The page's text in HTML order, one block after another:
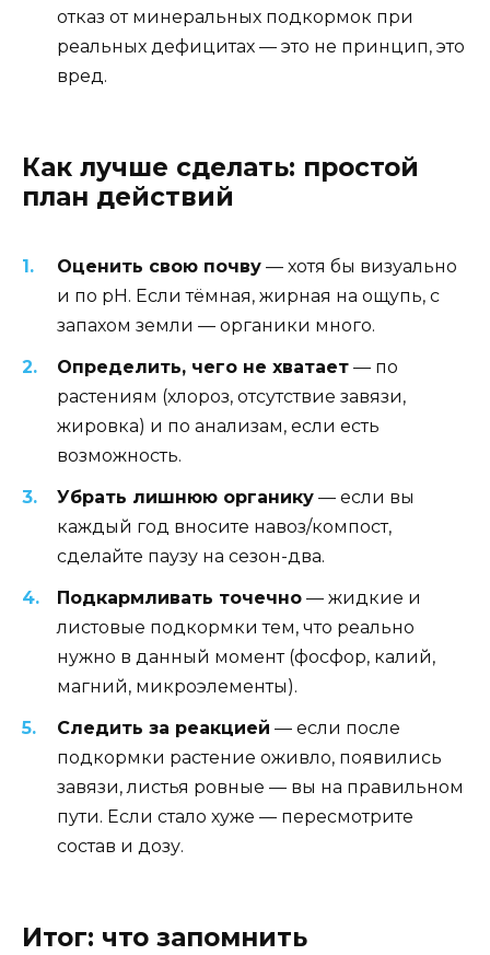
отказ от минеральных подкормок при
реальных дефицитах — это не принцип, это
вред.
Как лучше сделать: простой
план действий
Оценить свою почву — хотя бы визуально
и по pH. Если тёмная, жирная на ощупь, с
запахом земли — органики много.
Определить, чего не хватает — по
растениям (хлороз, отсутствие завязи,
жировка) и по анализам, если есть
возможность.
Убрать лишнюю органику — если вы
каждый год вносите навоз/компост,
сделайте паузу на сезон-два.
Подкармливать точечно — жидкие и
листовые подкормки тем, что реально
нужно в данный момент (фосфор, калий,
магний, микроэлементы).
Следить за реакцией — если после
подкормки растение оживло, появились
завязи, листья ровные — вы на правильном
пути. Если стало хуже — пересмотрите
состав и дозу.
Итог: что запомнить